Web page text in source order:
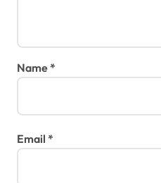
Name*
Email *